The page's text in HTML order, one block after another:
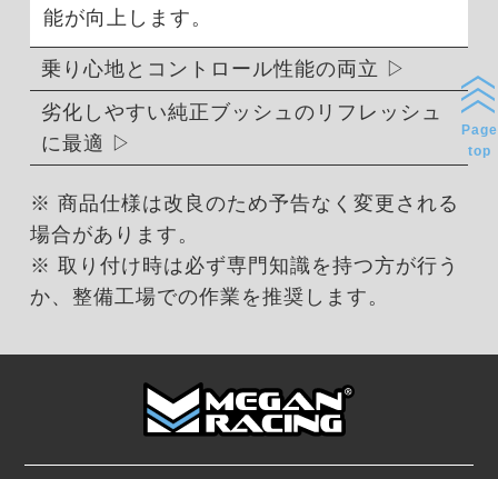
能が向上します。
乗り心地とコントロール性能の両立
劣化しやすい純正ブッシュのリフレッシュ
に最適
※ 商品仕様は改良のため予告なく変更される
場合があります。
※ 取り付け時は必ず専門知識を持つ方が行う
か、整備工場での作業を推奨します。
Page
top